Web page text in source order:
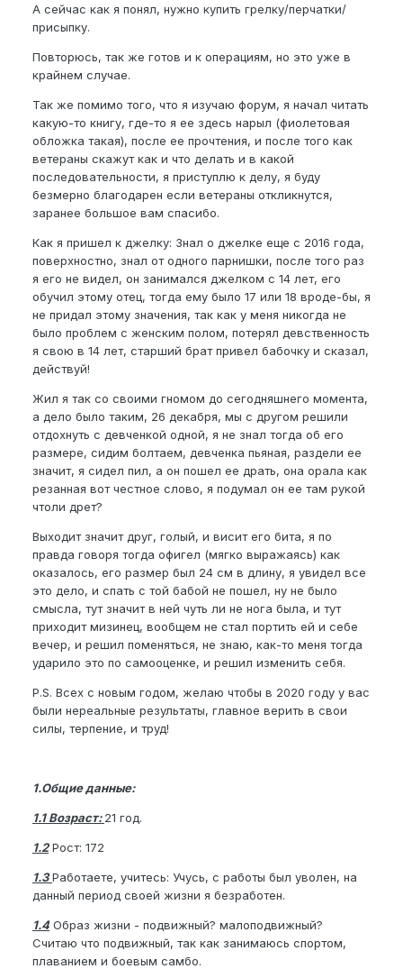
А сейчас как я понял, нужно купить грелку/перчатки/
присыпку.
Повторюсь, так же готов и к операциям, но это уже в
крайнем случае.
Так же помимо того, что я изучаю форум, я начал читать
какую-то книгу, где-то я ее здесь нарыл (фиолетовая
обложка такая), после ее прочтения, и после того как
ветераны скажут как и что делать и в какой
последовательности, я приступлю к делу, я буду
безмерно благодарен если ветераны откликнутся,
заранее большое вам спасибо.
Как я пришел к джелку: Знал о джелке еще с 2016 года,
поверхностно, знал от одного парнишки, после того раз
я его не видел, он занимался джелком с 14 лет, его
обучил этому отец, тогда ему было 17 или 18 вроде-бы, я
не придал этому значения, так как у меня никогда не
было проблем с женским полом, потерял девственность
я свою в 14 лет, старший брат привел бабочку и сказал,
действуй!
Жил я так со своими гномом до сегодняшнего момента,
а дело было таким, 26 декабря, мы с другом решили
отдохнуть с девченкой одной, я не знал тогда об его
размере, сидим болтаем, девченка пьяная, раздели ее
значит, я сидел пил, а он пошел ее драть, она орала как
резанная вот честное слово, я подумал он ее там рукой
чтоли дрет?
Выходит значит друг, голый, и висит его бита, я по
правда говоря тогда офигел (мягко выражаясь) как
оказалось, его размер был 24 см в длину, я увидел все
это дело, и спать с той бабой не пошел, ну не было
смысла, тут значит в ней чуть ли не нога была, и тут
приходит мизинец, вообщем не стал портить ей и себе
вечер, и решил поменяться, не знаю, как-то меня тогда
ударило это по самооценке, и решил изменить себя.
P.S. Всех с новым годом, желаю чтобы в 2020 году у вас
были нереальные результаты, главное верить в свои
силы, терпение, и труд!
1.Общие данные:
1.1 Возраст:21 год.
1.2Рост: 172
1.3 Работаете, учитесь: Учусь, с работы был уволен, на
данный период своей жизни я безработен.
1.4Образ жизни - подвижный? малоподвижный?
Считаю что подвижный, так как занимаюсь спортом,
плаванием и боевым самбо.